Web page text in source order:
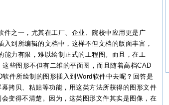
件之一，尤其在工厂、企业、院校中 应用 更是广
到所编辑的文档中，这样不但文档的版面丰富，
能力有限，难以绘制正式的工程 图。而且，在工
这些图形不但有二维的平面图，而且随着高档CAD
软件所绘制的图形插入到Word软件中去呢？回答是
拷贝、粘贴等功能，用这类方法所获得的图形文件
变得不清楚。因为，这类图形文件其实是图像，在